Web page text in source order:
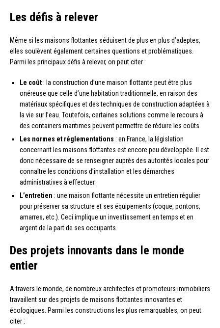
Les défis à relever
Même si les maisons flottantes séduisent de plus en plus d’adeptes,
elles soulèvent également certaines questions et problématiques.
Parmi les principaux défis à relever, on peut citer :
Le coût : la construction d’une maison flottante peut être plus
onéreuse que celle d’une habitation traditionnelle, en raison des
matériaux spécifiques et des techniques de construction adaptées à
la vie sur l’eau. Toutefois, certaines solutions comme le recours à
des containers maritimes peuvent permettre de réduire les coûts.
Les normes et réglementations : en France, la législation
concernant les maisons flottantes est encore peu développée. Il est
donc nécessaire de se renseigner auprès des autorités locales pour
connaître les conditions d’installation et les démarches
administratives à effectuer.
L’entretien : une maison flottante nécessite un entretien régulier
pour préserver sa structure et ses équipements (coque, pontons,
amarres, etc.). Ceci implique un investissement en temps et en
argent de la part de ses occupants.
Des projets innovants dans le monde
entier
A travers le monde, de nombreux architectes et promoteurs immobiliers
travaillent sur des projets de maisons flottantes innovantes et
écologiques. Parmi les constructions les plus remarquables, on peut
citer :